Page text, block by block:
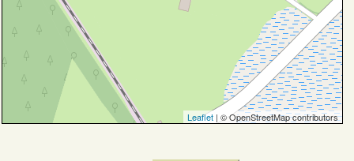
Leaflet | © OpenStreetMap contributors